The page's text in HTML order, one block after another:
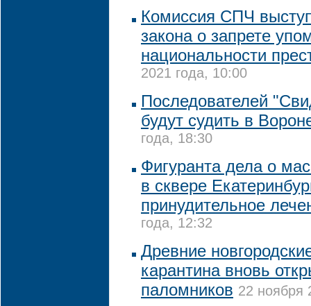
Комиссия СПЧ
закона о запрете
национальности
2021 года, 10:00
Последователей
будут судить в
года, 18:30
Фигуранта дела о
в сквере
принудительное
года, 12:32
Древние
карантина вновь
паломников 22 ноября